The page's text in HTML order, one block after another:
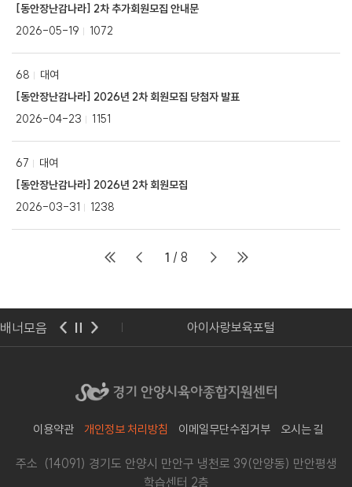
[동안장난감나라] 2차 추가회원모집 안내문
2026-05-19
1072
68
대여
[동안장난감나라] 2026년 2차 회원모집 당첨자 발표
2026-04-23
1151
67
대여
[동안장난감나라] 2026년 2차 회원모집
2026-03-31
1238
1 / 8
배너모음
교육청 아이사랑보육포털
이용약관 개인정보 처리방침 이메일무단수집거부 오시는 길
주소 (14091) 경기도 안양시 만안구 냉천로 39(안양동) 만안평생
학습센터 2층